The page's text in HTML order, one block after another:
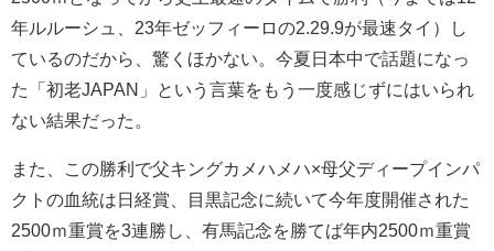
年ルルーシュ、23年ゼッフィーロの2.29.9が最速タイ）し
ているのだから、驚くほかない。今夏日本中で話題になっ
た「初老JAPAN」という言葉をもう一度感じずにはいられ
ない結果だった。
また、この勝利で父キングカメハメハ×母父ディープインパ
クトの血統は日経賞、目黒記念に続いて今年度開催された
2500ｍ重賞を3連勝し、有馬記念を勝てば年内2500ｍ重賞